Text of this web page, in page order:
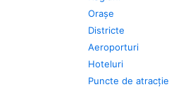
Oraşe
Districte
Aeroporturi
Hoteluri
Puncte de atracţie